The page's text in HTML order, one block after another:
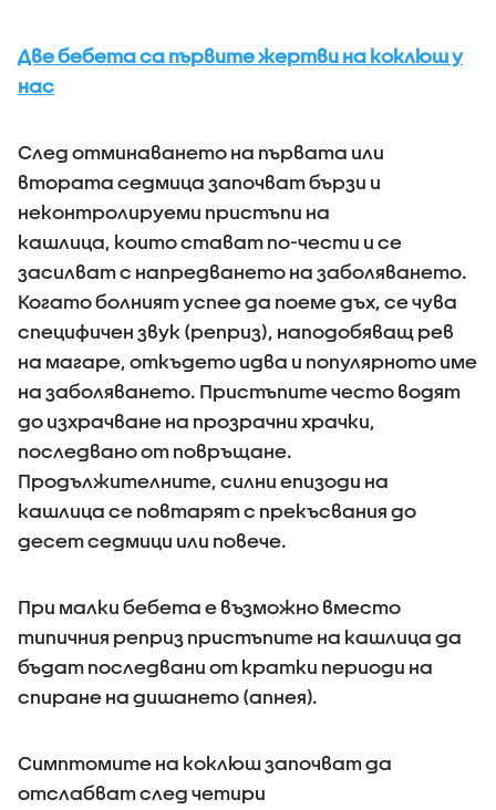
Две бебета са първите жертви на коклюш у
нас
След отминаването на първата или
втората седмица започват бързи и
неконтролируеми пристъпи на
кашлица, които стават по-чести и се
засилват с напредването на заболяването.
Когато болният успее да поеме дъх, се чува
специфичен звук (реприз), наподобяващ рев
на магаре, откъдето идва и популярното име
на заболяването. Пристъпите често водят
до изхрачване на прозрачни храчки,
последвано от повръщане.
Продължителните, силни епизоди на
кашлица се повтарят с прекъсвания до
десет седмици или повече.
При малки бебета е възможно вместо
типичния реприз пристъпите на кашлица да
бъдат последвани от кратки периоди на
спиране на дишането (апнея).
Симптомите на коклюш започват да
отслабват след четири